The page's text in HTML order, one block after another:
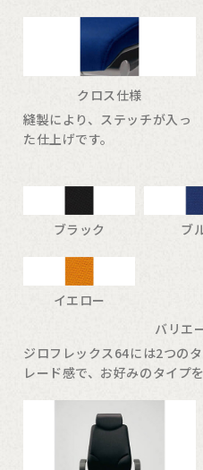
クロス仕様
縫製により、ステッチが入っ
た仕上げです。
ブラック ブ
イエロー
バリエ
ジロフレックス64には2つの
レード感で、お好みのタイプ